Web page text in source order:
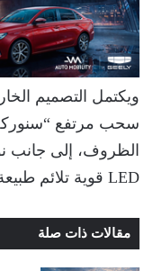
ويكتمل التصميم
سحب مرتفع
الظروف، إلى جانب
LED قوية تلائم طبيعة المنافسات.
مقالات ذات صلة